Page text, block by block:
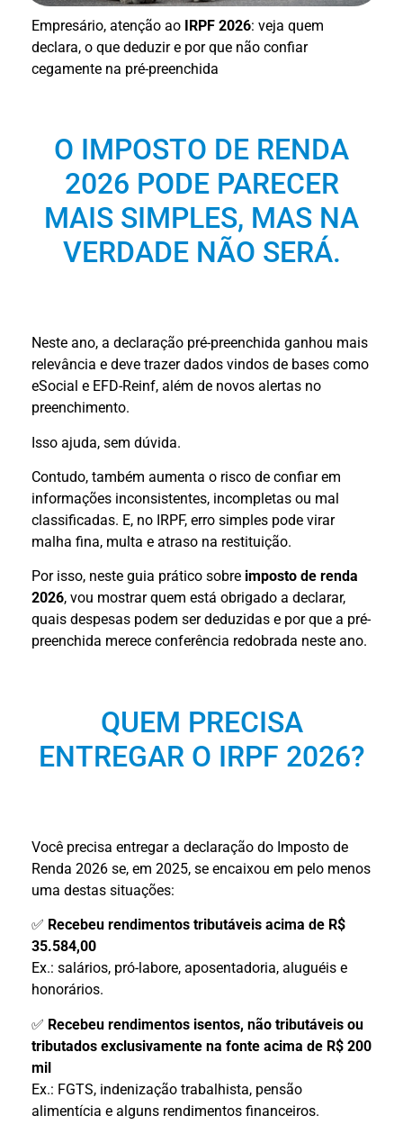
Empresário, atenção ao IRPF 2026: veja quem
declara, o que deduzir e por que não confiar
cegamente na pré-preenchida
O IMPOSTO DE RENDA
2026 PODE PARECER
MAIS SIMPLES, MAS NA
VERDADE NÃO SERÁ.
Neste ano, a declaração pré-preenchida ganhou mais
relevância e deve trazer dados vindos de bases como
eSocial e EFD-Reinf, além de novos alertas no
preenchimento.
Isso ajuda, sem dúvida.
Contudo, também aumenta o risco de confiar em
informações inconsistentes, incompletas ou mal
classificadas. E, no IRPF, erro simples pode virar
malha fina, multa e atraso na restituição.
Por isso, neste guia prático sobre imposto de renda
2026, vou mostrar quem está obrigado a declarar,
quais despesas podem ser deduzidas e por que a pré-
preenchida merece conferência redobrada neste ano.
QUEM PRECISA
ENTREGAR O IRPF 2026?
Você precisa entregar a declaração do Imposto de
Renda 2026 se, em 2025, se encaixou em pelo menos
uma destas situações:
✅ Recebeu rendimentos tributáveis acima de R$
35.584,00
Ex.: salários, pró-labore, aposentadoria, aluguéis e
honorários.
✅ Recebeu rendimentos isentos, não tributáveis ou
tributados exclusivamente na fonte acima de R$ 200
mil
Ex.: FGTS, indenização trabalhista, pensão
alimentícia e alguns rendimentos financeiros.